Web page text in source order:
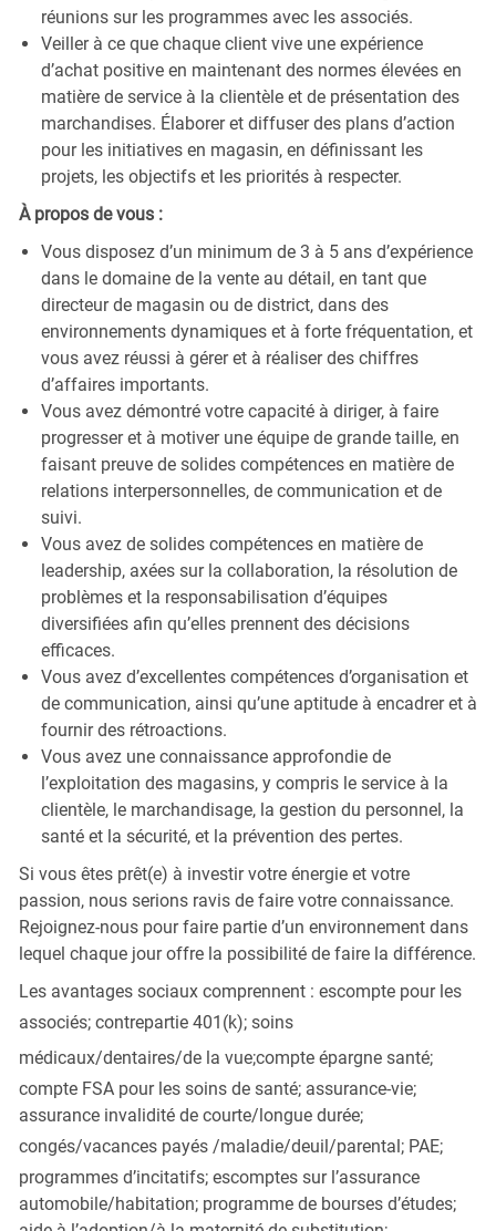
réunions sur les programmes avec les associés.
Veiller à ce que chaque client vive une expérience
d’achat positive en maintenant des normes élevées en
matière de service à la clientèle et de présentation des
marchandises. Élaborer et diffuser des plans d’action
pour les initiatives en magasin, en définissant les
projets, les objectifs et les priorités à respecter.
À propos de vous :
Vous disposez d’un minimum de 3 à 5 ans d’expérience
dans le domaine de la vente au détail, en tant que
directeur de magasin ou de district, dans des
environnements dynamiques et à forte fréquentation, et
vous avez réussi à gérer et à réaliser des chiffres
d’affaires importants.
Vous avez démontré votre capacité à diriger, à faire
progresser et à motiver une équipe de grande taille, en
faisant preuve de solides compétences en matière de
relations interpersonnelles, de communication et de
suivi.
Vous avez de solides compétences en matière de
leadership, axées sur la collaboration, la résolution de
problèmes et la responsabilisation d’équipes
diversifiées afin qu’elles prennent des décisions
efficaces.
Vous avez d’excellentes compétences d’organisation et
de communication, ainsi qu’une aptitude à encadrer et à
fournir des rétroactions.
Vous avez une connaissance approfondie de
l’exploitation des magasins, y compris le service à la
clientèle, le marchandisage, la gestion du personnel, la
santé et la sécurité, et la prévention des pertes.
Si vous êtes prêt(e) à investir votre énergie et votre
passion, nous serions ravis de faire votre connaissance.
Rejoignez-nous pour faire partie d’un environnement dans
lequel chaque jour offre la possibilité de faire la différence.
Les avantages sociaux comprennent : escompte pour les
associés; contrepartie 401(k); soins
médicaux/dentaires/de la vue;compte épargne santé;
compte FSA pour les soins de santé; assurance-vie;
assurance invalidité de courte/longue durée;
congés/vacances payés /maladie/deuil/parental; PAE;
programmes d’incitatifs; escomptes sur l’assurance
automobile/habitation; programme de bourses d’études;